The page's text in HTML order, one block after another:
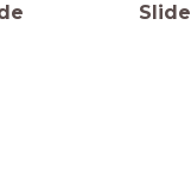
Slide